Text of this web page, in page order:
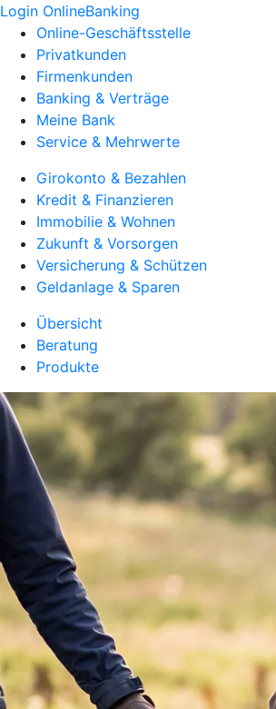
Login OnlineBanking
Online-Geschäftsstelle
Privatkunden
Firmenkunden
Banking & Verträge
Meine Bank
Service & Mehrwerte
Girokonto & Bezahlen
Kredit & Finanzieren
Immobilie & Wohnen
Zukunft & Vorsorgen
Versicherung & Schützen
Geldanlage & Sparen
Übersicht
Beratung
Produkte